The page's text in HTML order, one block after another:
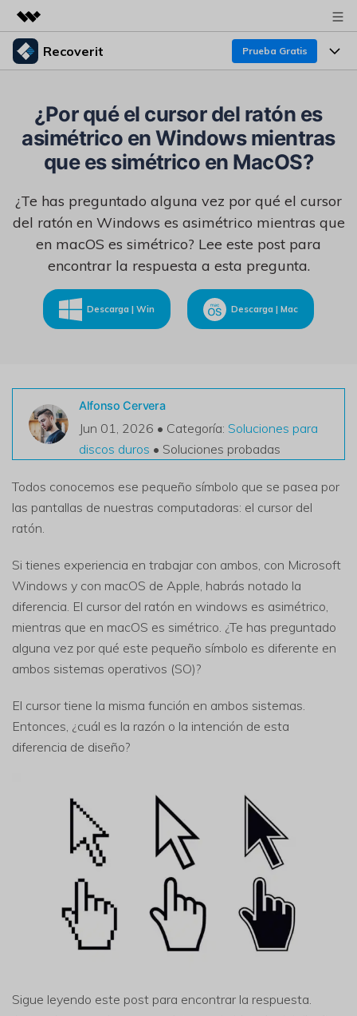
Productos destacados
Utilidades
Empresas
Resumen
Soluciones
Sala de prensa
Tienda
Soporte
Recoverit Prueba Gratis
Recoverit para Windows
Pruébalo Gratis
Recoverit para Mac
Recupera datos ilimitados del sistema Mac
Recoverit Gratis
Recupera datos perdidos/eliminados gratis
Pruébalo Gratis
Otros Productos
Repairit - Reparar Datos
UBackit - Respaldar Datos
Funciones
Recuperar Medios Borrados
Soluciones de Recuperación Exclusivas Nuevo
Recuperar Documentos
Escenarios de Pérdida de Datos
Recursos
Por qué Recoverit
Experto en Recuperación de Datos
Historias de Clientes
search
¿Por qué el cursor del ratón es
asimétrico en Windows mientras
que es simétrico en MacOS?
¿Te has preguntado alguna vez por qué el cursor
del ratón en Windows es asimétrico mientras que
en macOS es simétrico? Lee este post para
encontrar la respuesta a esta pregunta.
Descarga | Win Descarga | Mac
Alfonso Cervera
Jun 01, 2026 • Categoría: Soluciones para
discos duros • Soluciones probadas
Todos conocemos ese pequeño símbolo que se pasea por
las pantallas de nuestras computadoras: el cursor del
ratón.
Si tienes experiencia en trabajar con ambos, con Microsoft
Windows y con macOS de Apple, habrás notado la
diferencia. El cursor del ratón en windows es asimétrico,
mientras que en macOS es simétrico. ¿Te has preguntado
alguna vez por qué este pequeño símbolo es diferente en
ambos sistemas operativos (SO)?
El cursor tiene la misma función en ambos sistemas.
Entonces, ¿cuál es la razón o la intención de esta
diferencia de diseño?
Sigue leyendo este post para encontrar la respuesta.